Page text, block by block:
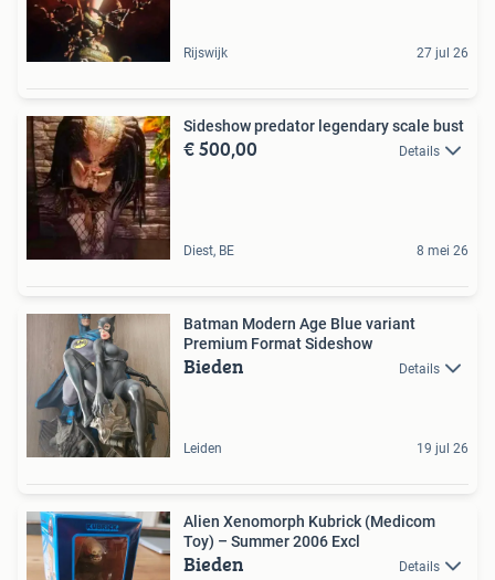
Rijswijk 27 jul 26
Sideshow predator legendary scale bust
€ 500,00 Details
Diest, BE 8 mei 26
Batman Modern Age Blue variant
Premium Format Sideshow
Bieden Details
Leiden 19 jul 26
Alien Xenomorph Kubrick (Medicom
Toy) – Summer 2006 Excl
Bieden Details